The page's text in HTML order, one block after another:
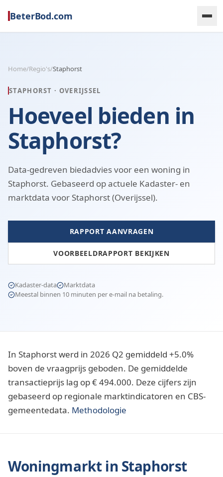
BeterBod.com
Home/Regio's/Staphorst
STAPHORST · OVERIJSSEL
Hoeveel bieden in
Staphorst?
Data-gedreven biedadvies voor een woning in
Staphorst. Gebaseerd op actuele Kadaster- en
marktdata voor Staphorst (Overijssel).
RAPPORT AANVRAGEN
VOORBEELDRAPPORT BEKIJKEN
Kadaster-data
Marktdata
Meestal binnen 10 minuten per e-mail na betaling.
In Staphorst werd in 2026 Q2 gemiddeld +5.0%
boven de vraagprijs geboden. De gemiddelde
transactieprijs lag op € 494.000. Deze cijfers zijn
gebaseerd op regionale marktindicatoren en CBS-
gemeentedata. Methodologie
Woningmarkt in Staphorst